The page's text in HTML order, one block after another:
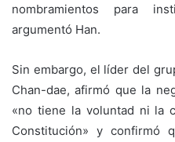
nombramientos para
argumentó Han.
Sin embargo, el líder del
Chan-dae, afirmó que la
«no tiene la voluntad ni la
Constitución» y confirmó